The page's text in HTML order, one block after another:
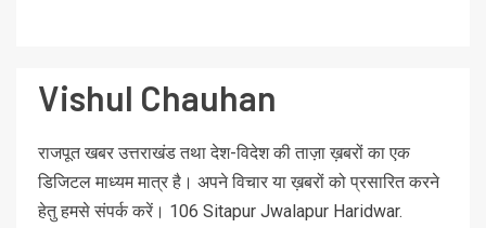
Vishul Chauhan
राजपूत खबर उत्तराखंड तथा देश-विदेश की ताज़ा ख़बरों का एक
डिजिटल माध्यम मात्र है। अपने विचार या ख़बरों को प्रसारित करने
हेतु हमसे संपर्क करें। 106 Sitapur Jwalapur Haridwar.